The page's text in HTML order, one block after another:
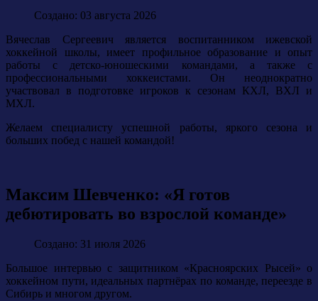
Создано: 03 августа 2026
Вячеслав Сергеевич является воспитанником ижевской
хоккейной школы, имеет профильное образование и опыт
работы с детско-юношескими командами, а также с
профессиональными хоккеистами. Он неоднократно
участвовал в подготовке игроков к сезонам КХЛ, ВХЛ и
МХЛ.
Желаем специалисту успешной работы, яркого сезона и
больших побед с нашей командой!
Максим Шевченко: «Я готов
дебютировать во взрослой команде»
Создано: 31 июля 2026
Большое интервью с защитником «Красноярских Рысей» о
хоккейном пути, идеальных партнёрах по команде, переезде в
Сибирь и многом другом.